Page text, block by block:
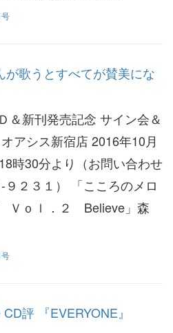
が歌うとすべてが賛美にな
＆新刊発売記念 サイン会＆
アシス新宿店 2016年10月
時30分より（お問い合わせ
９２３１） 「こころのメロ
Ｖｏｌ．２ Believe」森
評 『EVERYONE』